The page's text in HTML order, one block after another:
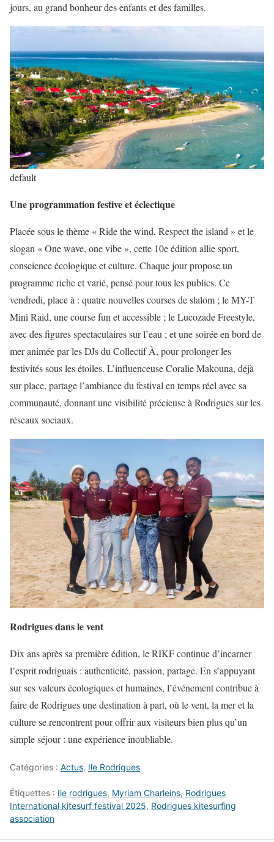
jours, au grand bonheur des enfants et des familles.
default
Une programmation festive et éclectique
Placée sous le thème « Ride the wind, Respect the island » et le
slogan « One wave, one vibe », cette 10e édition allie sport,
conscience écologique et culture. Chaque jour propose un
programme riche et varié, pensé pour tous les publics. Ce
vendredi, place à : quatre nouvelles courses de slalom ; le MY-T
Mini Raid, une course fun et accessible ; le Lucozade Freestyle,
avec des figures spectaculaires sur l’eau ; et une soirée en bord de
mer animée par les DJs du Collectif À, pour prolonger les
festivités sous les étoiles. L’influenceuse Coralie Makouna, déjà
sur place, partage l’ambiance du festival en temps réel avec sa
communauté, donnant une visibilité précieuse à Rodrigues sur les
réseaux sociaux.
Rodrigues dans le vent
Dix ans après sa première édition, le RIKF continue d’incarner
l’esprit rodriguais : authenticité, passion, partage. En s’appuyant
sur ses valeurs écologiques et humaines, l’événement contribue à
faire de Rodrigues une destination à part, où le vent, la mer et la
culture se rencontrent pour offrir aux visiteurs bien plus qu’un
simple séjour : une expérience inoubliable.
Catégories : Actus, Ile Rodrigues
Étiquettes : Ile rodrigues, Myriam Charleins, Rodrigues
International kitesurf festival 2025, Rodrigues kitesurfing
association